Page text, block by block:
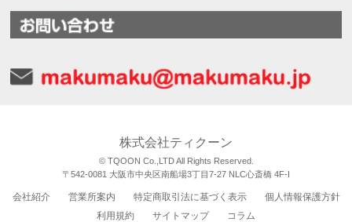
株式会社ティクーン
© TQOON Co.,LTD All Rights Reserved.
〒542-0081 大阪市中央区南船場3丁目7-27 NLC心斎橋 4F-I
会社紹介 営業所案内 特定商取引法に基づく表示
個人情報保護方針
利用規約
サイトマップ コラム